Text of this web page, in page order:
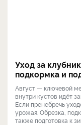
Уход за
подкормка и
Август — ключевой
внутри кустов идёт
Если пренебречь
урожая. Обрезка,
также подготовка к